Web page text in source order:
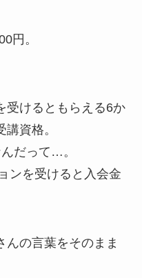
円。
受けるともらえる6か
資格。
だって…。
ンを受けると入会金
んの言葉をそのまま